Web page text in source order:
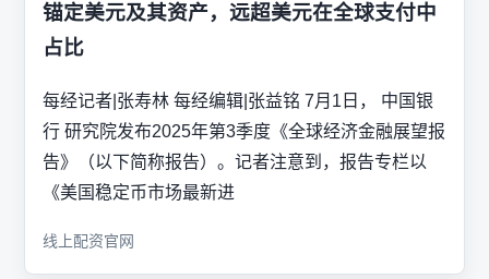
锚定美元及其资产，远超美元在全球支付中
占比
每经记者|张寿林 每经编辑|张益铭 7月1日， 中国银
行 研究院发布2025年第3季度《全球经济金融展望报
告》（以下简称报告）。记者注意到，报告专栏以
《美国稳定币市场最新进
线上配资官网